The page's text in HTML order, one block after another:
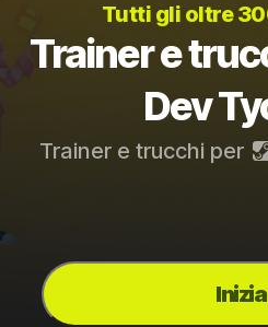
Tutti gli oltre
Trainer e
Dev
Trainer e trucchi per
Inizia